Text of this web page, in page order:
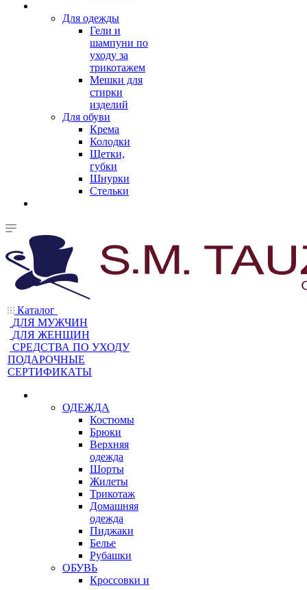
Для одежды
Гели и
шампуни по
уходу за
трикотажем
Мешки для
стирки
изделий
Для обуви
Крема
Колодки
Щетки,
губки
Шнурки
Стельки
Каталог
ДЛЯ МУЖЧИН
ДЛЯ ЖЕНЩИН
CРЕДСТВА ПО УХОДУ
ПОДАРОЧНЫЕ
СЕРТИФИКАТЫ
ОДЕЖДА
Костюмы
Брюки
Верхняя
одежда
Шорты
Жилеты
Трикотаж
Домашняя
одежда
Пиджаки
Белье
Рубашки
ОБУВЬ
Кроссовки и